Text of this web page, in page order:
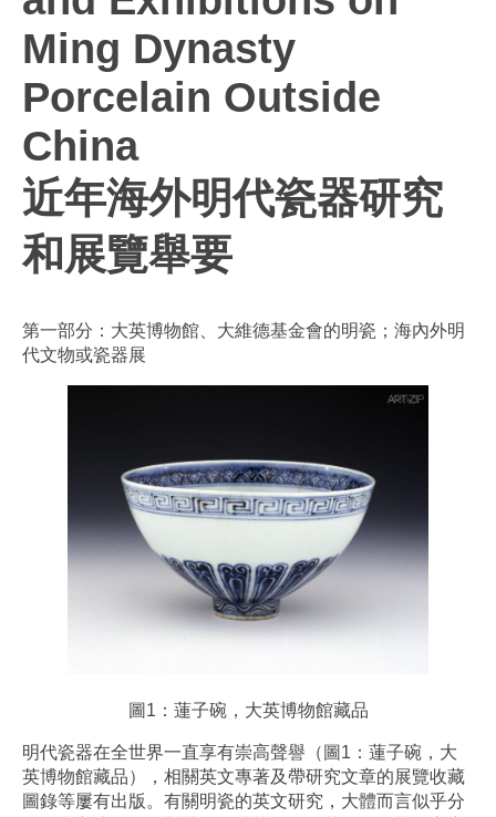
Ming Dynasty
Porcelain Outside
China
近年海外明代瓷器研究
和展覽舉要
第一部分：大英博物館、大維德基金會的明瓷；海內外明
代文物或瓷器展
圖1：蓮子碗，大英博物館藏品
明代瓷器在全世界一直享有崇高聲譽（圖1：蓮子碗，大
英博物館藏品），相關英文專著及帶研究文章的展覽收藏
圖錄等屢有出版。有關明瓷的英文研究，大體而言似乎分